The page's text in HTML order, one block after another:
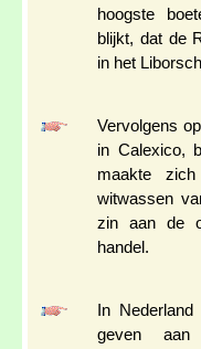
hoogste
blijkt, dat de
in het
Vervolgens
in Calexico,
maakte
witwassen
zin aan de
handel.
In
geven aan